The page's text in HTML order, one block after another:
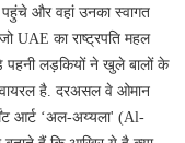
और वहां उनका स्वागत
का राष्ट्रपति महल
लड़कियों ने खुले बालों के
वायरल है. दरअसल वे ओमान
आर्ट ‘अल-अय्यला' (Al-